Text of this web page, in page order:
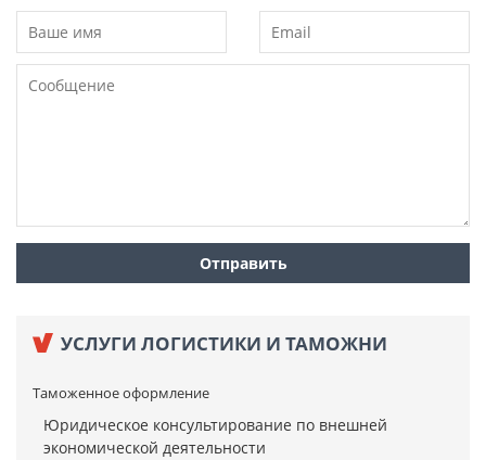
УСЛУГИ ЛОГИСТИКИ И ТАМОЖНИ
Таможенное оформление
Юридическое консультирование по внешней
экономической деятельности